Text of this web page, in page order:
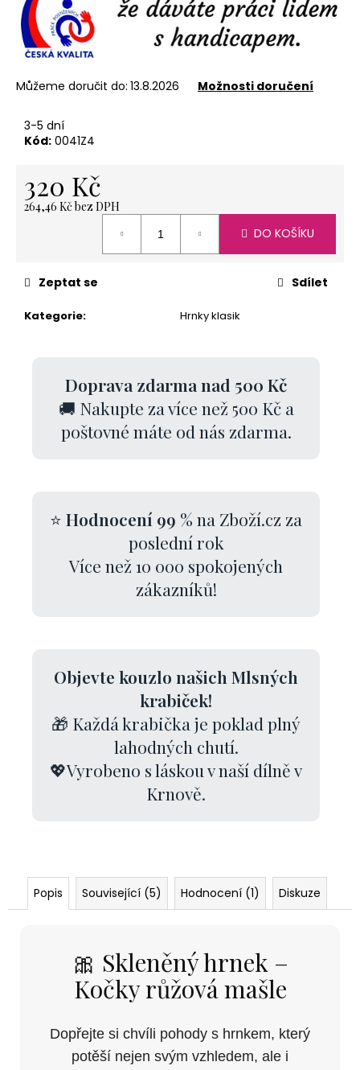
Můžeme doručit do: 13.8.2026 Možnosti doručení
3-5 dní
Kód: 0041Z4
320 Kč
264,46 Kč bez DPH
DO KOŠÍKU
Kategorie: Hrnky klasik
Zeptat se Sdílet
Doprava zdarma nad 500 Kč
🚚 Nakupte za více než 500 Kč a
poštovné máte od nás zdarma.
⭐ Hodnocení 99 % na Zboží.cz za
poslední rok
Více než 10 000 spokojených
zákazníků!
Objevte kouzlo našich Mlsných
krabiček!
🎁 Každá krabička je poklad plný
lahodných chutí.
💖Vyrobeno s láskou v naší dílně v
Krnově.
Popis Související (5) Hodnocení (1) Diskuze
🎀 Skleněný hrnek –
Kočky růžová mašle
Dopřejte si chvíli pohody s hrnkem, který
potěší nejen svým vzhledem, ale i
PAPÍROVÁ
DÁRKOVÁ
KRABIČKA
(XL)
Kč